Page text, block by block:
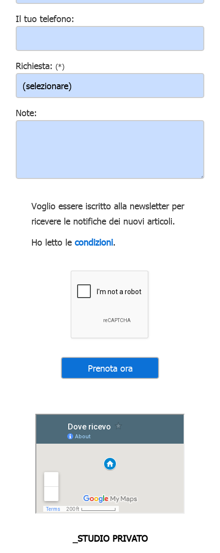
Il tuo telefono:
Richiesta: (*)
Note:
Voglio essere iscritto alla newsletter per
ricevere le notifiche dei nuovi articoli.
Ho letto le condizioni.
_STUDIO PRIVATO